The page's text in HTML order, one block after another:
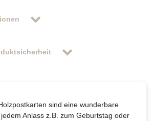
sind eine wunderbare
Anlass z.B. zum Geburtstag oder